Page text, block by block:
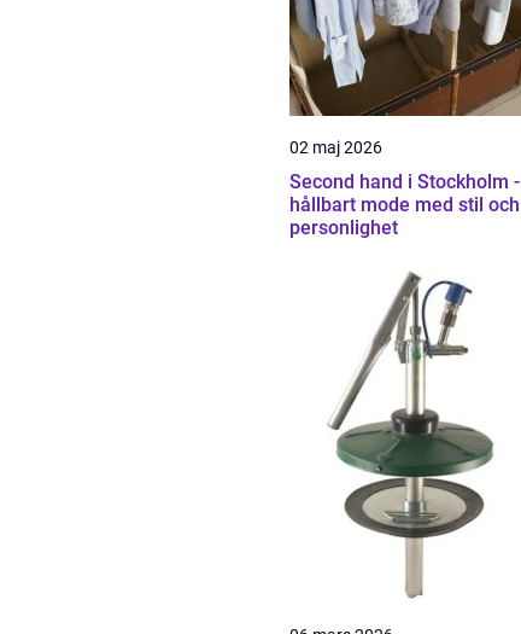
02 maj 2026
Second hand i Stockholm -
hållbart mode med stil och
personlighet